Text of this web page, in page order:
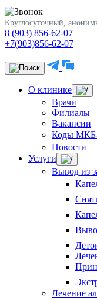
Круглосуточный,
8 (903) 856-62-07
+7(903)856-62-07
О клинике
Врачи
Филиалы
Вакансии
Коды МКБ-
Новости
Услуги
Вывод из
Лечение